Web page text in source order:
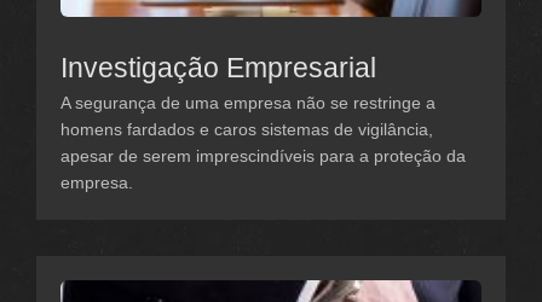
Investigação Empresarial
A segurança de uma empresa não se restringe a
homens fardados e caros sistemas de vigilância,
apesar de serem imprescindíveis para a proteção da
empresa.